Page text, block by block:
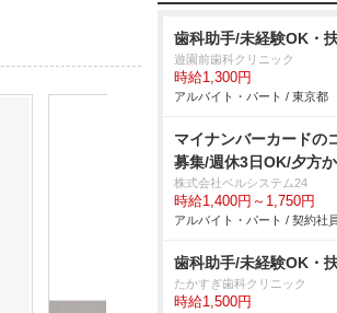
歯科助手/未経験OK・
遊園前歯科クリニック
時給1,300円
アルバイト・パート / 東京都
マイナンバーカードの
募集/週休3日OK/夕方
株式会社ベルシステム24
時給1,400円～1,750円
アルバイト・パート / 契約社
歯科助手/未経験OK・
たかすぎ歯科クリニック
時給1,500円